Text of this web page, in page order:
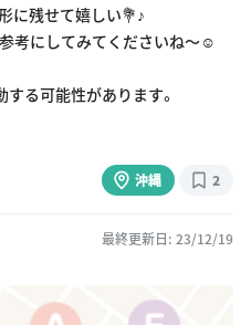
に残せて嬉しい💐♪
考にしてみてくださいね〜☺️
る可能性があります。
沖縄 2
最終更新日: 23/12/19